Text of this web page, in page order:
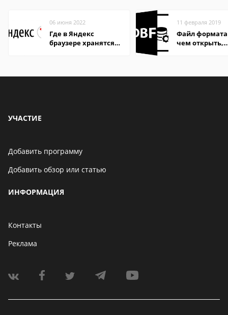
06 июня 2022
Где в Яндекс
браузере хранятся
11 февраля 2019
Файл формата
чем открыть,
УЧАСТИЕ
Добавить программу
Добавить обзор или статью
ИНФОРМАЦИЯ
Контакты
Реклама